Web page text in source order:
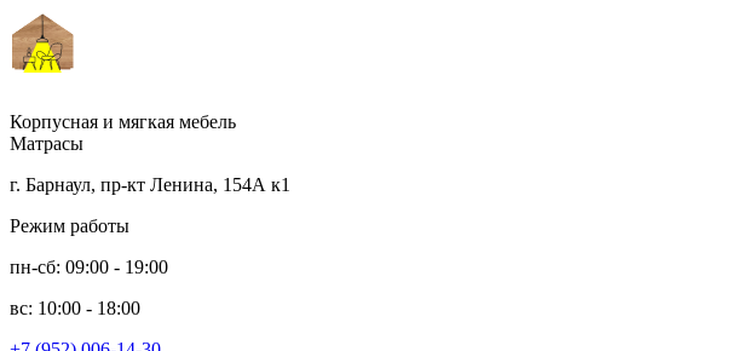
Корпусная и мягкая мебель
Матрасы
г. Барнаул, пр-кт Ленина, 154А к1
Режим работы
пн-сб: 09:00 - 19:00
вс: 10:00 - 18:00